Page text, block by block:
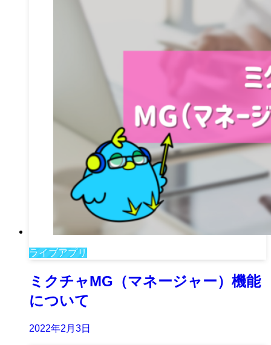
ライブアプリ
ミクチャMG（マネージャー）機能
について
2022年2月3日